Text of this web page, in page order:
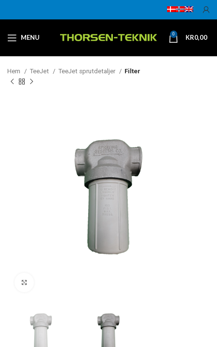
MENU 0 KR0,00
Hem TeeJet TeeJet sprutdetaljer Filter